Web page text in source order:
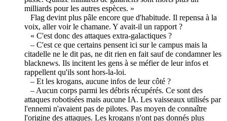
milliards pour les autres espèces. »
Flag devint plus pâle encore que d'habitude. Il repensa à la
voix, aller voir le chamane. Y avait-il un rapport ?
« C'est donc des attaques extra-galactiques ?
– C'est ce que certains pensent ici sur le campus mais la
citadelle ne le dit pas, ne dit rien en fait sauf de condamner les
blacknews. Ils incitent les gens à se méfier de leur infos et
rappellent qu'ils sont hors-la-loi.
– Et les krogans, aucune infos de leur côté ?
– Aucun corps parmi les débris récupérés. Ce sont des
attaques robotisées mais aucune IA. Les vaisseaux utilisés par
l'ennemi n'avaient pas de pilotes. Pas moyen de connaître
l'origine des attaques. Les krogans n'ont pas donnés plus